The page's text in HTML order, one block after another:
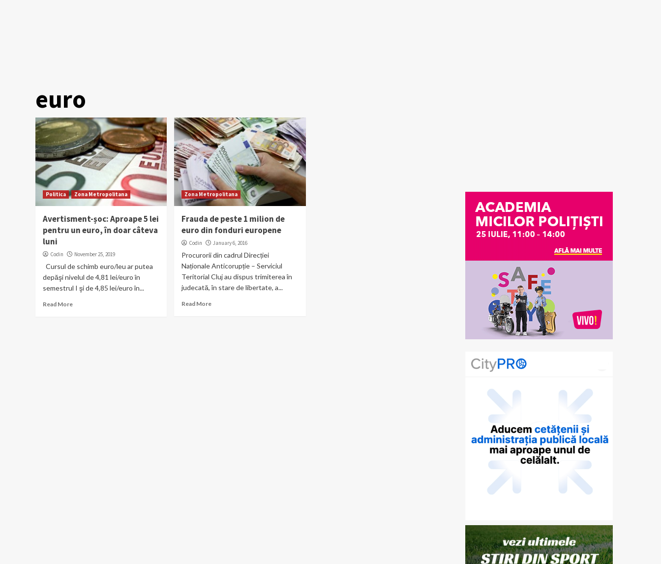
euro
Politica Zona Metropolitana
Avertisment-șoc: Aproape 5 lei
pentru un euro, în doar câteva
luni
Codin November 25, 2019
Cursul de schimb euro/leu ar putea
depăşi nivelul de 4,81 lei/euro în
semestrul I şi de 4,85 lei/euro în...
Read More
Zona Metropolitana
Frauda de peste 1 milion de
euro din fonduri europene
Codin January 6, 2016
Procurorii din cadrul Direcției
Naționale Anticorupție – Serviciul
Teritorial Cluj au dispus trimiterea în
judecată, în stare de libertate, a...
Read More